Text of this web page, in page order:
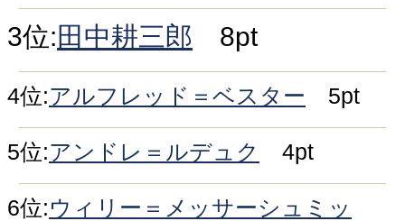
3位:田中耕三郎 8pt
4位:アルフレッド＝ベスター 5pt
5位:アンドレ＝ルデュク 4pt
6位:ウィリー＝メッサーシュミッ